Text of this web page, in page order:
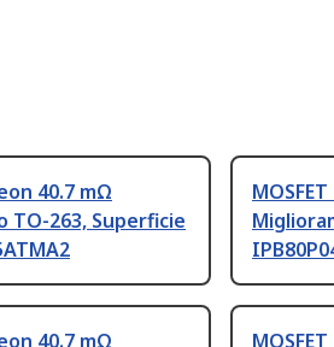
40.7 mΩ
TO-263, Superficie
40.7 mΩ